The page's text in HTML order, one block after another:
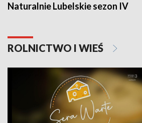
Naturalnie Lubelskie sezon IV
ROLNICTWO I WIEŚ